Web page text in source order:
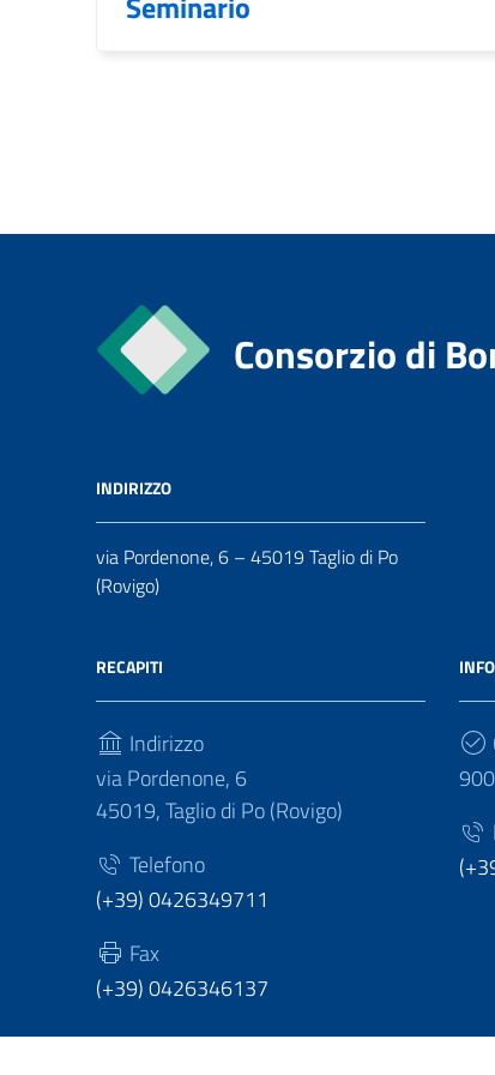
Consorzio di
INDIRIZZO
via Pordenone, 6 – 45019 Taglio di Po
(Rovigo)
RECAPITI
Indirizzo
via Pordenone, 6
45019, Taglio di Po (Rovigo)
Telefono
(+39) 0426349711
Fax
(+39) 0426346137